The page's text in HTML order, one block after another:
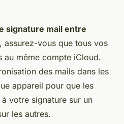
signature mail entre
, assurez-vous que tous vos
au même compte iCloud.
des mails dans les
appareil pour que les
votre signature sur un
les autres.